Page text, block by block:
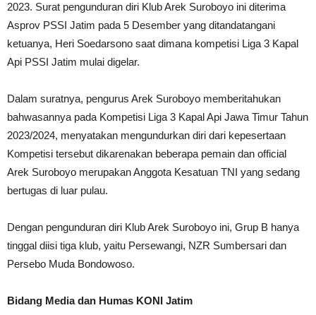
2023. Surat pengunduran diri Klub Arek Suroboyo ini diterima
Asprov PSSI Jatim pada 5 Desember yang ditandatangani
ketuanya, Heri Soedarsono saat dimana kompetisi Liga 3 Kapal
Api PSSI Jatim mulai digelar.
Dalam suratnya, pengurus Arek Suroboyo memberitahukan
bahwasannya pada Kompetisi Liga 3 Kapal Api Jawa Timur Tahun
2023/2024, menyatakan mengundurkan diri dari kepesertaan
Kompetisi tersebut dikarenakan beberapa pemain dan official
Arek Suroboyo merupakan Anggota Kesatuan TNI yang sedang
bertugas di luar pulau.
Dengan pengunduran diri Klub Arek Suroboyo ini, Grup B hanya
tinggal diisi tiga klub, yaitu Persewangi, NZR Sumbersari dan
Persebo Muda Bondowoso.
Bidang Media dan Humas KONI Jatim